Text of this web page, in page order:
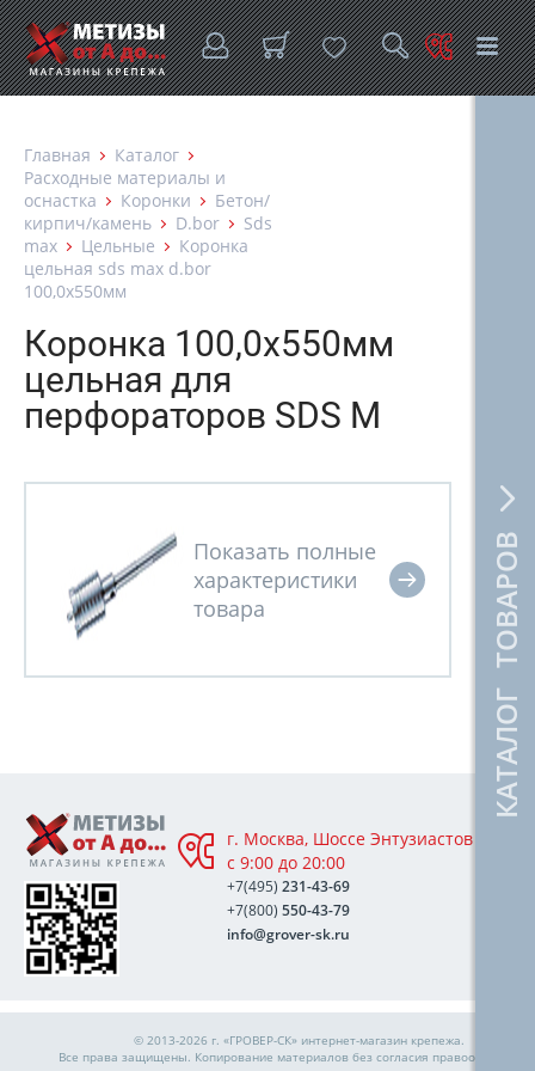
КАТАЛОГ ТОВАРОВ
Главная
Каталог
Расходные материалы и
оснастка
Коронки
Бетон/
кирпич/камень
D.bor
Sds
max
Цельные
Коронка
цельная sds max d.bor
100,0х550мм
Коронка 100,0х550мм
цельная для
перфораторов SDS M
г. Москва, Шоссе Энтузиастов 76А,
с 9:00 до 20:00
+7(495) 231-43-69
+7(800) 550-43-79
info@grover-sk.ru
© 2013-2026 г. «ГРОВЕР-СК» интернет-магазин крепежа.
Все права защищены. Копирование материалов без согласия